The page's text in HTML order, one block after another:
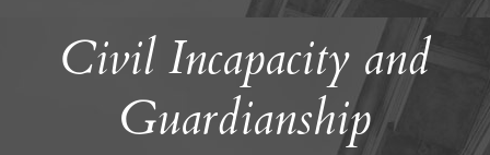
Civil Incapacity and
Guardianship